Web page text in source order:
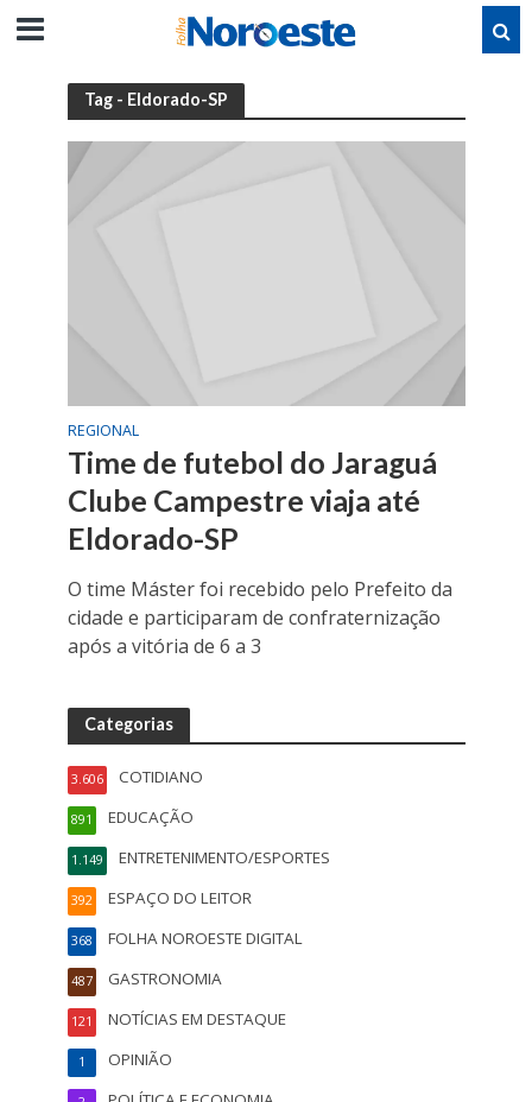
Tag - Eldorado-SP
REGIONAL
Time de futebol do Jaraguá
Clube Campestre viaja até
Eldorado-SP
O time Máster foi recebido pelo Prefeito da
cidade e participaram de confraternização
após a vitória de 6 a 3
Categorias
COTIDIANO
3.606
EDUCAÇÃO
891
ENTRETENIMENTO/ESPORTES
1.149
ESPAÇO DO LEITOR
392
FOLHA NOROESTE DIGITAL
368
GASTRONOMIA
487
NOTÍCIAS EM DESTAQUE
121
OPINIÃO
1